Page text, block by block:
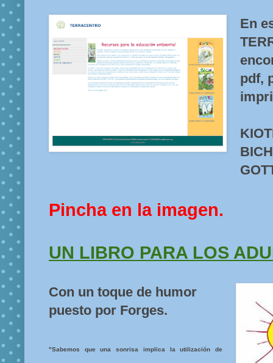
En
pdf,
Pincha en la imagen.
UN LIBRO PARA LOS
Con un toque de humor
puesto por Forges.
"Sabemos que una sonrisa implica la utilización de